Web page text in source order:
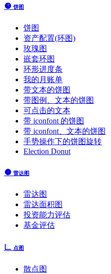
饼图
饼图
资产配置(环图)
玫瑰图
嵌套环图
环形进度条
我的月账单
带文本的饼图
带图例、文本的饼图
可点击的文本
带 iconfont 的饼图
带 iconfont、文本的饼图
手势操作下的饼图旋转
Election Donut
雷达图
雷达图
雷达面积图
投资能力评估
基金评估
点图
散点图